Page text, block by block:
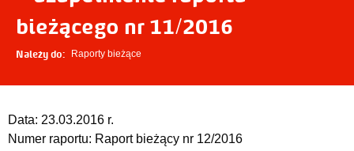
bieżącego nr 11/2016
Należy do: Raporty bieżące
Data: 23.03.2016 r.
Numer raportu: Raport bieżący nr 12/2016